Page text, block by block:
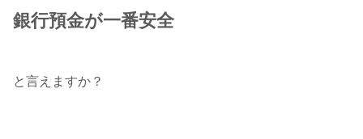
銀行預金が一番安全
と言えますか？